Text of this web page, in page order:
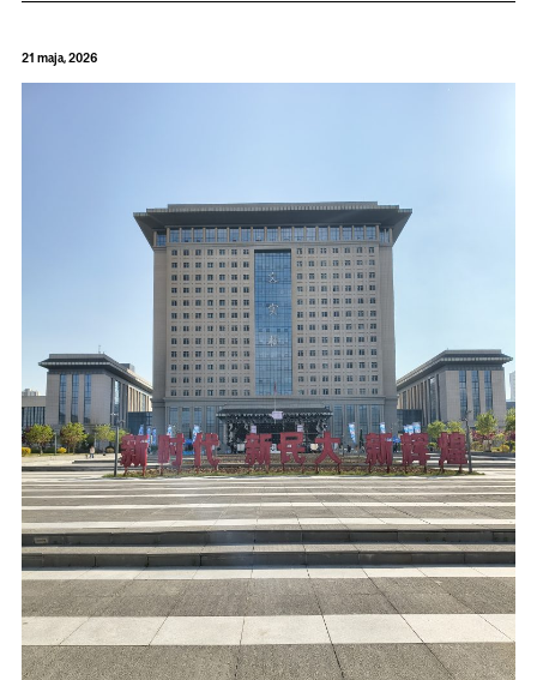
21 maja, 2026